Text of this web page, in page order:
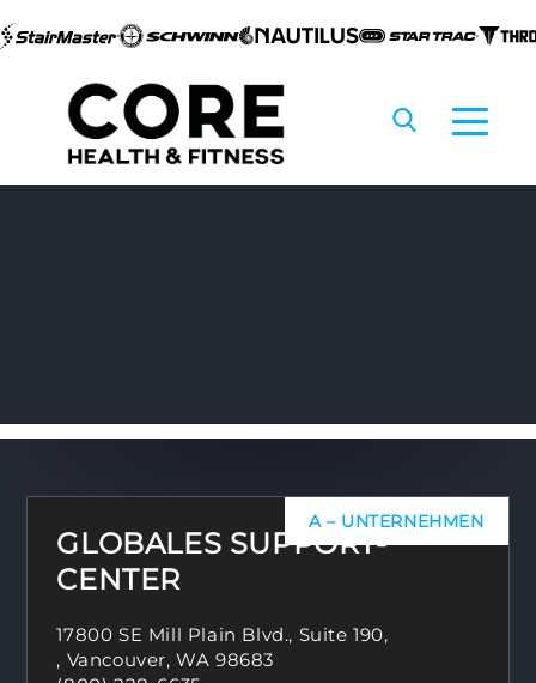
Zum
A – UNTERNEHMEN
GLOBALES SUPPORT-
CENTER
17800 SE Mill Plain Blvd., Suite 190,
, Vancouver, WA 98683